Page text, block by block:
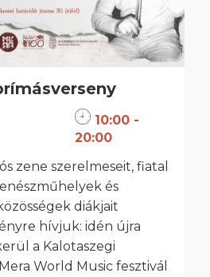
10:00 -
20:00
zene szerelmeseit, fiatal
és
diákjait
hívjuk: idén újra
a Kalotaszegi
World Music fesztivál